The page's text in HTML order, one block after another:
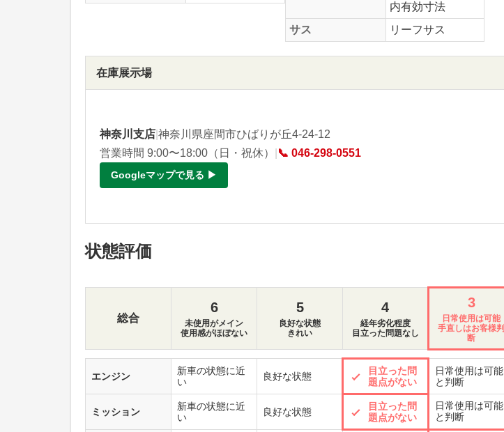
内有効寸法
サス
リーフサス
在庫展示場
神奈川支店 神奈川県座間市ひばりが丘4-24-12
営業時間 9:00〜18:00（日・祝休）
📞 046-298-0551
Googleマップで見る ▶
状態評価
総合
6
未使用がメイン
使用感がほぼない
5
良好な状態
きれい
4
経年劣化程度
目立った問題なし
3
日常使用は可能
手直しはお客様判
断
エンジン
新車の状態に近
い
良好な状態
目立った問
題点がない
日常使用は可能
と判断
ミッション
新車の状態に近
い
良好な状態
目立った問
題点がない
日常使用は可能
と判断